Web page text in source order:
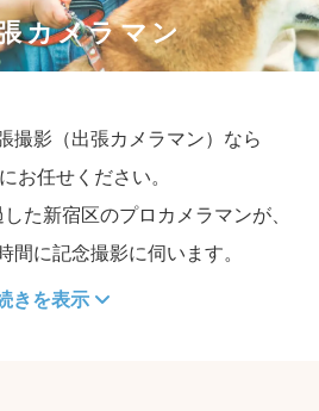
カメラマン
撮影（出張カメラマン）なら
お任せください。
た新宿区のプロカメラマンが、
間に記念撮影に伺います。
きを表示